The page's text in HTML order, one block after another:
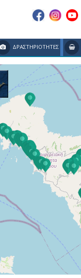
ΔΡΑΣΤΗΡΙΟΤΗΤΕΣ